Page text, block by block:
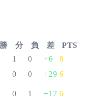
勝 分 負 差
PTS
1 0 +6
8
0 0 +29 6
0 1 +17 6